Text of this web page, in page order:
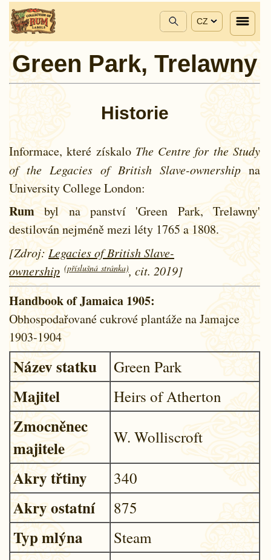
CZ
Green Park, Trelawny
Historie
Informace, které získalo The Centre for the Study
of the Legacies of British Slave-ownership na
University College London:
Rum byl na panství 'Green Park, Trelawny'
destilován nejméně mezi léty 1765 a 1808.
[Zdroj: Legacies of British Slave-
ownership (příslušná stránka), cit. 2019]
Handbook of Jamaica 1905:
Obhospodařované cukrové plantáže na Jamajce
1903-1904
Název statku Green Park
Majitel Heirs of Atherton
Zmocněnec
majitele
W. Wolliscroft
Akry třtiny 340
Akry ostatní 875
Typ mlýna Steam